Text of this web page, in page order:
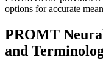
options for accurate
PROMT
and